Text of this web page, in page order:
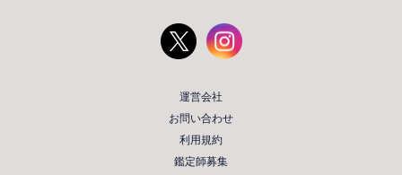
運営会社
お問い合わせ
利用規約
鑑定師募集